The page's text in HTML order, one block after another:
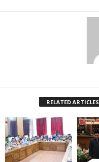
RELATED ARTICLES